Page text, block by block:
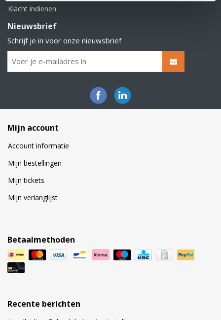
Klacht indienen
Nieuwsbrief
Schrijf je in voor onze nieuwsbrief
Mijn account
Account informatie
Mijn bestellingen
Mijn tickets
Mijn verlanglijst
Betaalmethoden
Recente berichten